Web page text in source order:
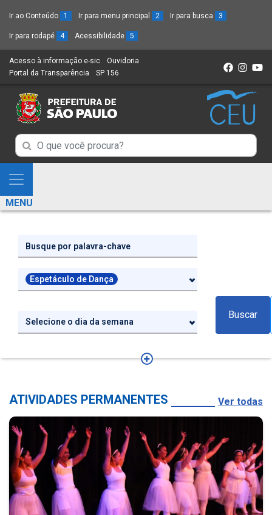
Ir ao Conteúdo 1 Ir para menu principal 2 Ir para busca 3
Ir para rodapé 4 Acessibilidade 5
Acesso à informação e-sic (Link
para
novo
sítio)
Ouvidoria
Portal da Transparência (Link
um
novo
SP 156
Campo
de
Busca
de
Campo
de
de
informações
Mostra
e
Esconde
Menu
MENU
Espetáculo de Dança
Selecione o dia da semana
Buscar
ATIVIDADES PERMANENTES Ver todas